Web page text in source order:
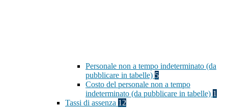
Personale non a tempo indeterminato (da
pubblicare in tabelle) 5
Costo del personale non a tempo
indeterminato (da pubblicare in tabelle) 1
Tassi di assenza 12